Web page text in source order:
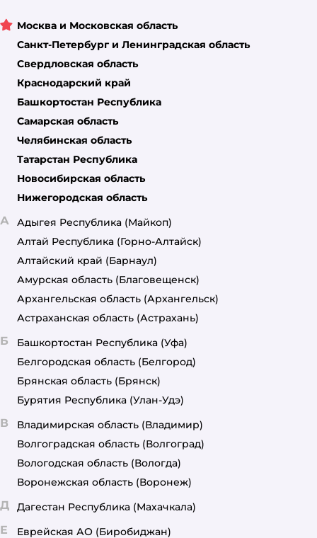
Москва и Московская область
Санкт-Петербург и Ленинградская область
Свердловская область
Краснодарский край
Башкортостан Республика
Самарская область
Челябинская область
Татарстан Республика
Новосибирская область
Нижегородская область
А Адыгея Республика (Майкоп)
Алтай Республика (Горно-Алтайск)
Алтайский край (Барнаул)
Амурская область (Благовещенск)
Архангельская область (Архангельск)
Астраханская область (Астрахань)
Б Башкортостан Республика (Уфа)
Белгородская область (Белгород)
Брянская область (Брянск)
Бурятия Республика (Улан-Удэ)
В Владимирская область (Владимир)
Волгоградская область (Волгоград)
Вологодская область (Вологда)
Воронежская область (Воронеж)
Д Дагестан Республика (Махачкала)
Е Еврейская АО (Биробиджан)